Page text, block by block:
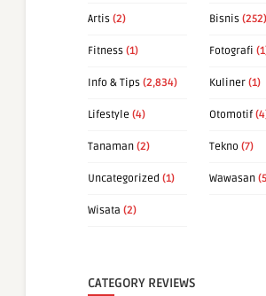
Artis (2) Bisnis (252)
Fitness (1) Fotografi
Info & Tips (2,834) Kuliner (1)
Lifestyle (4) Otomotif
Tanaman (2) Tekno (7)
Uncategorized (1) Wawasan
Wisata (2)
CATEGORY REVIEWS